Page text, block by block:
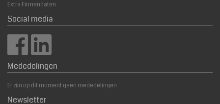
Extra Firmendaten
Social media
Mededelingen
Er zijn op dit moment geen mededelingen
Newsletter